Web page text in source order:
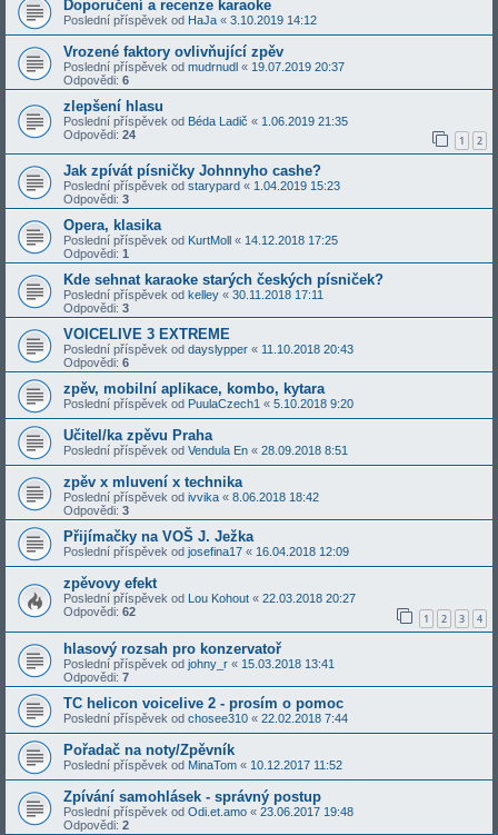
Doporučení a recenze karaoke
Poslední příspěvek od HaJa « 3.10.2019 14:12
Vrozené faktory ovlivňující zpěv
Poslední příspěvek od mudrnudl « 19.07.2019 20:37
Odpovědi: 6
zlepšení hlasu
Poslední příspěvek od Béda Ladič « 1.06.2019 21:35
Odpovědi: 24 1 2
Jak zpívát písničky Johnnyho cashe?
Poslední příspěvek od starypard « 1.04.2019 15:23
Odpovědi: 3
Opera, klasika
Poslední příspěvek od KurtMoll « 14.12.2018 17:25
Odpovědi: 1
Kde sehnat karaoke starých českých písniček?
Poslední příspěvek od kelley « 30.11.2018 17:11
Odpovědi: 3
VOICELIVE 3 EXTREME
Poslední příspěvek od dayslypper « 11.10.2018 20:43
Odpovědi: 6
zpěv, mobilní aplikace, kombo, kytara
Poslední příspěvek od PuulaCzech1 « 5.10.2018 9:20
Učitel/ka zpěvu Praha
Poslední příspěvek od Vendula En « 28.09.2018 8:51
zpěv x mluvení x technika
Poslední příspěvek od ivvika « 8.06.2018 18:42
Odpovědi: 3
Přijímačky na VOŠ J. Ježka
Poslední příspěvek od josefina17 « 16.04.2018 12:09
zpěvovy efekt
Poslední příspěvek od Lou Kohout « 22.03.2018 20:27
Odpovědi: 62 1 2 3 4
hlasový rozsah pro konzervatoř
Poslední příspěvek od johny_r « 15.03.2018 13:41
Odpovědi: 7
TC helicon voicelive 2 - prosím o pomoc
Poslední příspěvek od chosee310 « 22.02.2018 7:44
Pořadač na noty/Zpěvník
Poslední příspěvek od MinaTom « 10.12.2017 11:52
Zpívání samohlásek - správný postup
Poslední příspěvek od Odi.et.amo « 23.06.2017 19:48
Odpovědi: 2